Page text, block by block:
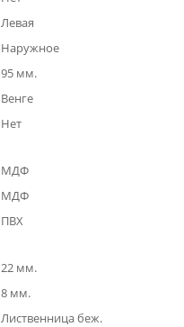
Левая
Наружное
95 мм.
Венге
Нет
МДФ
МДФ
ПВХ
22 мм.
8 мм.
Лиственница беж.